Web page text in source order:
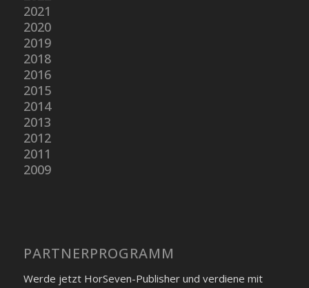
2021
2020
2019
2018
2016
2015
2014
2013
2012
2011
2009
PARTNER­PROGRAMM
Werde jetzt HorSeven-Publisher und verdiene mit